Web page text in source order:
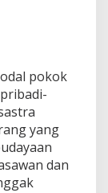
pokok
yang
dan